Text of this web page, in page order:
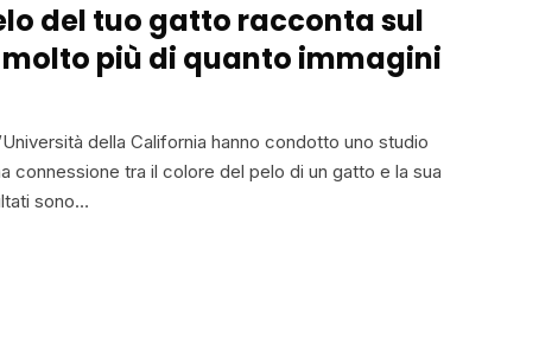
del tuo gatto racconta sul
più di quanto immagini
della California hanno condotto uno studio
connessione tra il colore del pelo di un gatto e la sua
sono…